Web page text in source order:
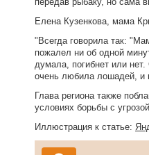
Елена Кузенкова, мама
"Всегда говорила так:
пожалел ни об одной
думала, погибнет или
очень любила лошадей, и
Глава региона также
условиях борьбы с
Иллюстрация к статье: